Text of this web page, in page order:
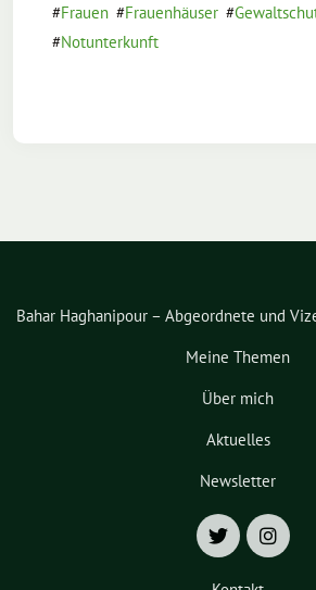
Frauen
Frauenhäuser
Notunterkunft
Bahar Haghanipour – Abgeordnete und
Meine Themen
Über mich
Aktuelles
Newsletter